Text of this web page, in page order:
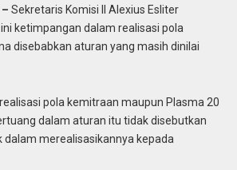
Sekretaris Komisi II Alexius Esliter
ketimpangan dalam realisasi pola
disebabkan aturan yang masih dinilai
pola kemitraan maupun Plasma 20
dalam aturan itu tidak disebutkan
dalam merealisasikannya kepada